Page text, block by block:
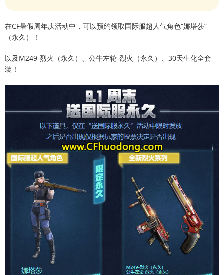
在CF暑假周年庆活动中，可以预约领取国际服超人气角色“娜塔莎”
（永久）！
以及M249-烈火（永久）、公牛左轮-烈火（永久）、30天生化全套
装！